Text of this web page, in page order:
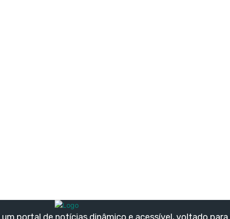
um portal de notícias dinâmico e acessível, voltado